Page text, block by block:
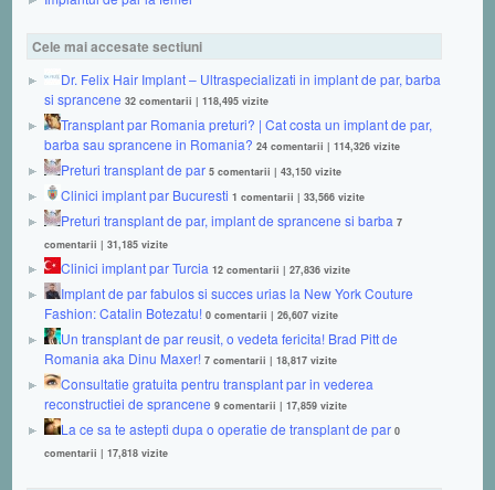
Cele mai accesate sectiuni
Dr. Felix Hair Implant – Ultraspecializati in implant de par, barba
si sprancene 32 comentarii | 118,495 vizite
Transplant par Romania preturi? | Cat costa un implant de par,
barba sau sprancene in Romania? 24 comentarii | 114,326 vizite
Preturi transplant de par 5 comentarii | 43,150 vizite
Clinici implant par Bucuresti 1 comentarii | 33,566 vizite
Preturi transplant de par, implant de sprancene si barba 7
comentarii | 31,185 vizite
Clinici implant par Turcia 12 comentarii | 27,836 vizite
Implant de par fabulos si succes urias la New York Couture
Fashion: Catalin Botezatu! 0 comentarii | 26,607 vizite
Un transplant de par reusit, o vedeta fericita! Brad Pitt de
Romania aka Dinu Maxer! 7 comentarii | 18,817 vizite
Consultatie gratuita pentru transplant par in vederea
reconstructiei de sprancene 9 comentarii | 17,859 vizite
La ce sa te astepti dupa o operatie de transplant de par 0
comentarii | 17,818 vizite